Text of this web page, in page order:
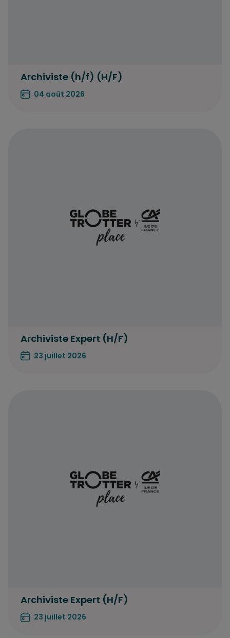
Archiviste (h/f) (H/F)
04 août 2026
Archiviste Expert (H/F)
23 juillet 2026
Archiviste Expert (H/F)
23 juillet 2026